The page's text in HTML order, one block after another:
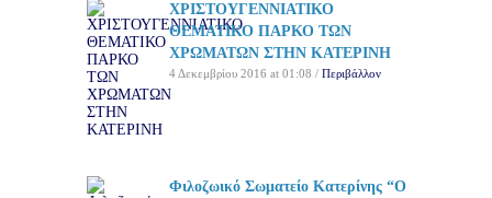
ΧΡΙΣΤΟΥΓΕΝΝΙΑΤΙΚΟ
ΘΕΜΑΤΙΚΟ ΠΑΡΚΟ ΤΩΝ
ΧΡΩΜΑΤΩΝ ΣΤΗΝ ΚΑΤΕΡΙΝΗ
4 Δεκεμβρίου 2016 at 01:08 / Περιβάλλον
Φιλοζωικό Σωματείο Κατερίνης “Ο